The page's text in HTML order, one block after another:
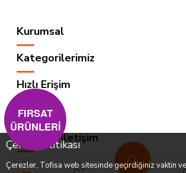
Çerez Politikası
Çerezler, Tofisa web sitesinde geçirdiğiniz vaktin ve
0
Kurumsal
Kategorilerimiz
Hızlı Erişim
Sosyal
Adres & İletişim
FIRSAT
ÜRÜNLERİ